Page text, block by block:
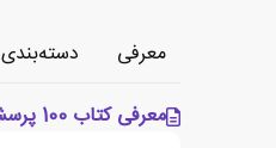
معرفی دسته‌بندی
معرفی کتاب 100 پرسش و پاسخ درباره صرع